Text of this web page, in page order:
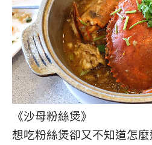
《沙母粉絲煲》
想吃粉絲煲卻又不知道怎